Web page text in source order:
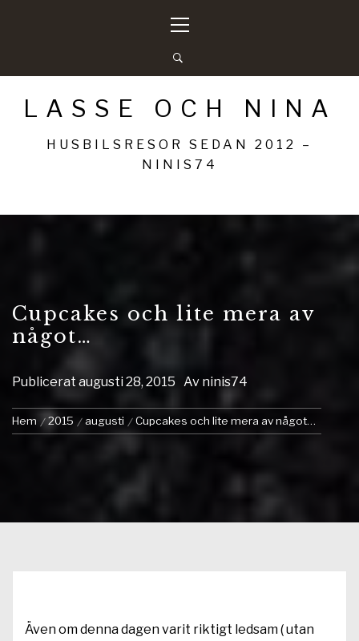
meny
LASSE OCH NINA
HUSBILSRESOR SEDAN 2012 –
NINIS74
Cupcakes och lite mera av
något…
Publicerat augusti 28, 2015 Av ninis74
Hem 2015 augusti Cupcakes och lite mera av något…
Även om denna dagen varit riktigt ledsam ( utan